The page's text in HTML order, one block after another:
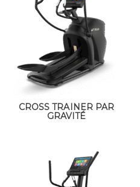
CROSS TRAINER PAR
GRAVITÉ